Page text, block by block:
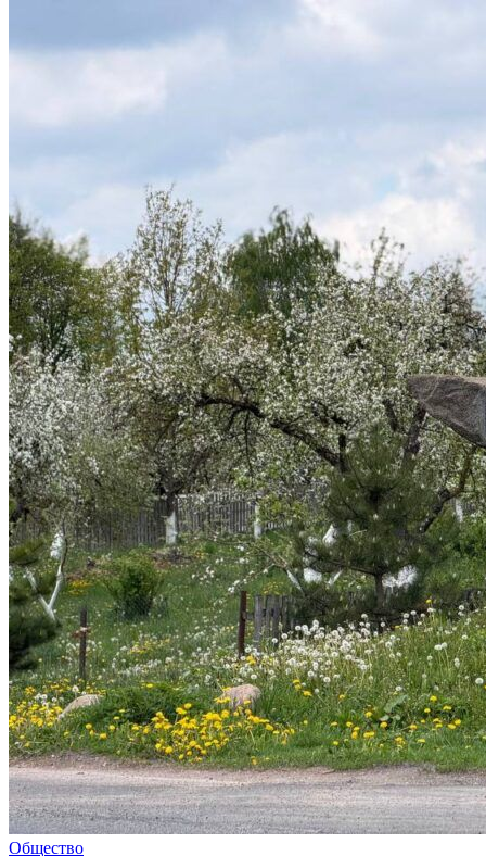
Общество